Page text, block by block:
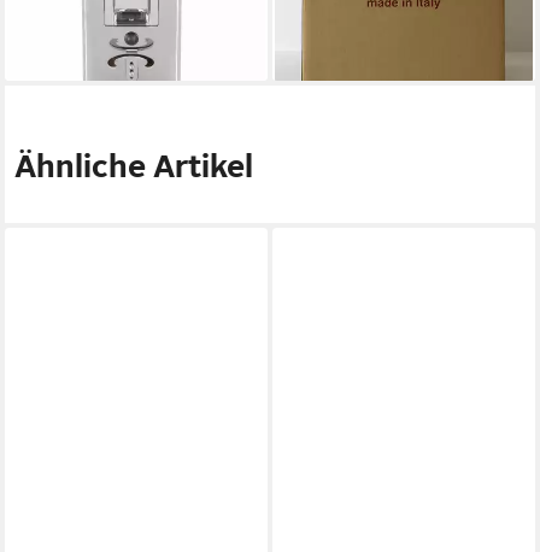
lieferbar - in 2-3 Werktagen bei dir
Ähnliche Artikel